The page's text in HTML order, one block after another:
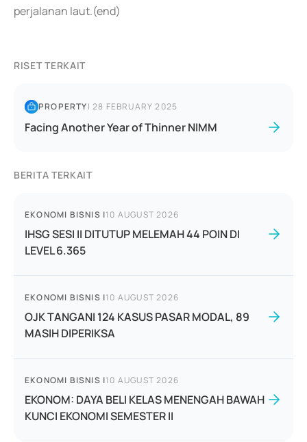
perjalanan laut.(end)
RISET TERKAIT
PROPERTY|28 FEBRUARY 2025
Facing Another Year of Thinner NIMM
BERITA TERKAIT
EKONOMI BISNIS |10 AUGUST 2026
IHSG SESI II DITUTUP MELEMAH 44 POIN DI
LEVEL 6.365
EKONOMI BISNIS |10 AUGUST 2026
OJK TANGANI 124 KASUS PASAR MODAL, 89
MASIH DIPERIKSA
EKONOMI BISNIS |10 AUGUST 2026
EKONOM: DAYA BELI KELAS MENENGAH BAWAH
KUNCI EKONOMI SEMESTER II